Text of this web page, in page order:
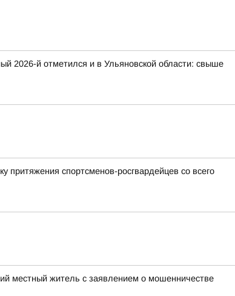
2026-й отметился и в Ульяновской области: свыше
притяжения спортсменов-росгвардейцев со всего
местный житель с заявлением о мошенничестве